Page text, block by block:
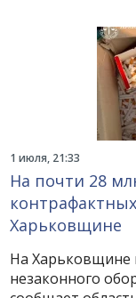
1 июля, 21:33
На почти 28
Харьковщине
На Харьковщине
незаконного